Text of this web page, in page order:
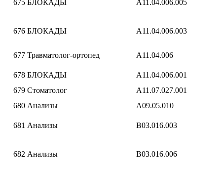
675 БЛОКАДЫ A11.04.006.005
676 БЛОКАДЫ A11.04.006.003
677 Травматолог-ортопед A11.04.006
678 БЛОКАДЫ
A11.04.006.001
679 Стоматолог
A11.07.027.001
680 Анализы A09.05.010
681 Анализы B03.016.003
682 Анализы B03.016.006